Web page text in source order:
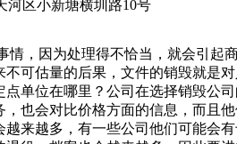
河区小新塘横圳路10号
情，因为处理得不恰当，就会引起
可估量的后果，文件的销毁就是
单位在哪里？公司在选择销毁公
也会对比价格方面的信息，而且
来越多，有一些公司他们可能会